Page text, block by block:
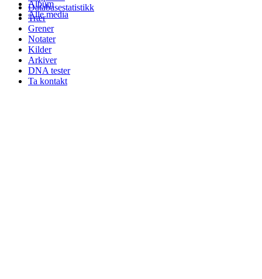
Album
Alle media
Databasestatistikk
Trær
Grener
Notater
Kilder
Arkiver
DNA tester
Ta kontakt